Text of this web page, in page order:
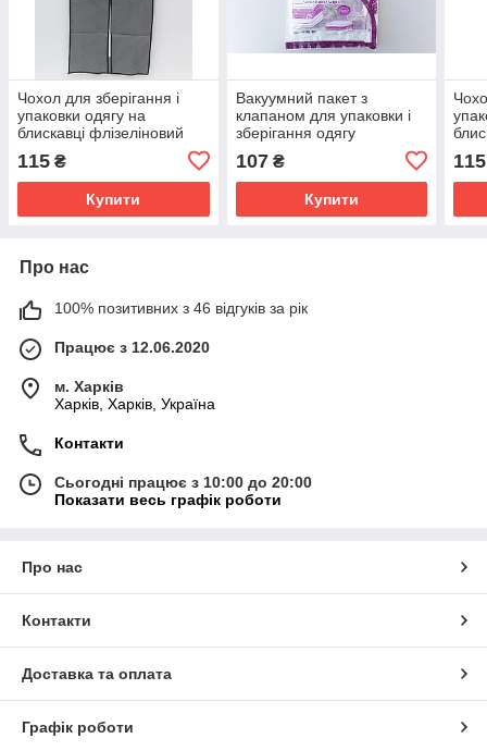
Чохол для зберігання і
упаковки одягу на
блискавці флізеліновий
сірого кольору. Розмір 60
см*137 см.
115 ₴
Купити
Вакуумний пакет з
клапаном для упаковки і
зберігання одягу
"Лаванда". Розмір 60*80
см
107₴
Купити
60
115
Про нас
100% позитивних з 46 відгуків за рік
Працює з 12.06.2020
м. Харків
Харків, Харків, Україна
Контакти
Сьогодні працює з 10:00 до 20:00
Показати весь графік роботи
Про нас
Контакти
Доставка та оплата
Графік роботи